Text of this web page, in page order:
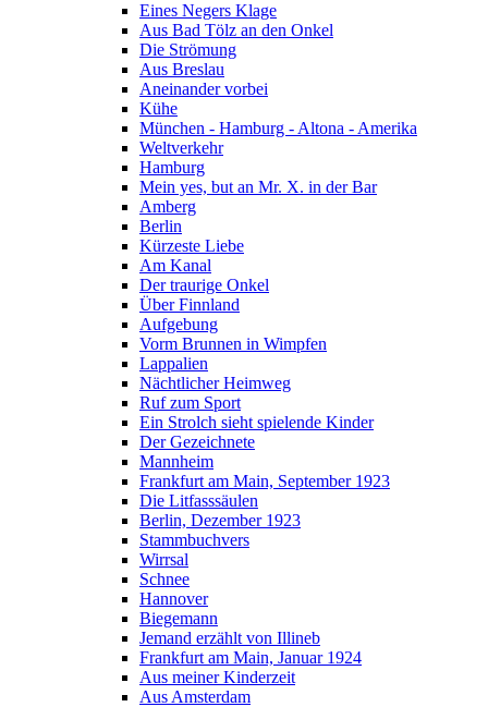
Eines Negers Klage
Aus Bad Tölz an den Onkel
Die Strömung
Aus Breslau
Aneinander vorbei
Kühe
München - Hamburg - Altona - Amerika
Weltverkehr
Hamburg
Mein yes, but an Mr. X. in der Bar
Amberg
Berlin
Kürzeste Liebe
Am Kanal
Der traurige Onkel
Über Finnland
Aufgebung
Vorm Brunnen in Wimpfen
Lappalien
Nächtlicher Heimweg
Ruf zum Sport
Ein Strolch sieht spielende Kinder
Der Gezeichnete
Mannheim
Frankfurt am Main, September 1923
Die Litfasssäulen
Berlin, Dezember 1923
Stammbuchvers
Wirrsal
Schnee
Hannover
Biegemann
Jemand erzählt von Illineb
Frankfurt am Main, Januar 1924
Aus meiner Kinderzeit
Aus Amsterdam